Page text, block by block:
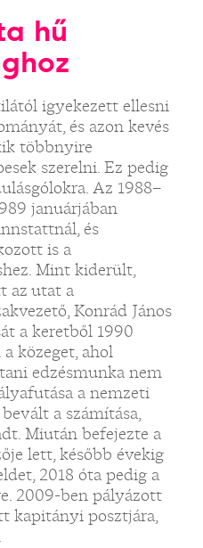
hű
igyekezett ellesni
és azon kevés
többnyire
szerelni. Ez pedig
Az 1988–
januárjában
és
is a
Mint kiderült,
az utat a
Konrád János
a keretből 1990
közeget, ahol
edzésmunka nem
a nemzeti
a számítása,
Miután befejezte a
lett, később évekig
2018 óta pedig a
2009-ben pályázott
kapitányi posztjára,